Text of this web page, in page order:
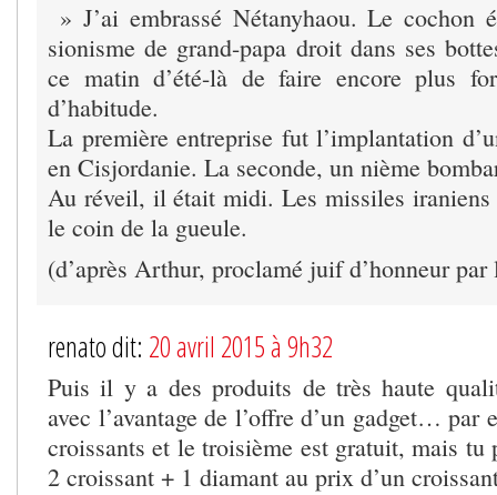
» J’ai embrassé Nétanyhaou. Le cochon
sionisme de grand-papa droit dans ses
ce matin d’été-là de faire encore plus
d’habitude.
La première entreprise fut l’implantation
en Cisjordanie. La seconde, un nième
Au réveil, il était midi. Les missiles iraniens
le coin de la gueule.
(d’après Arthur, proclamé juif d’honneur
renato dit: 20 avril 2015 à 9h32
Puis il y a des produits de très haute
avec l’avantage de l’offre d’un gadget… par
croissants et le troisième est gratuit, mais tu
2 croissant + 1 diamant au prix d’un